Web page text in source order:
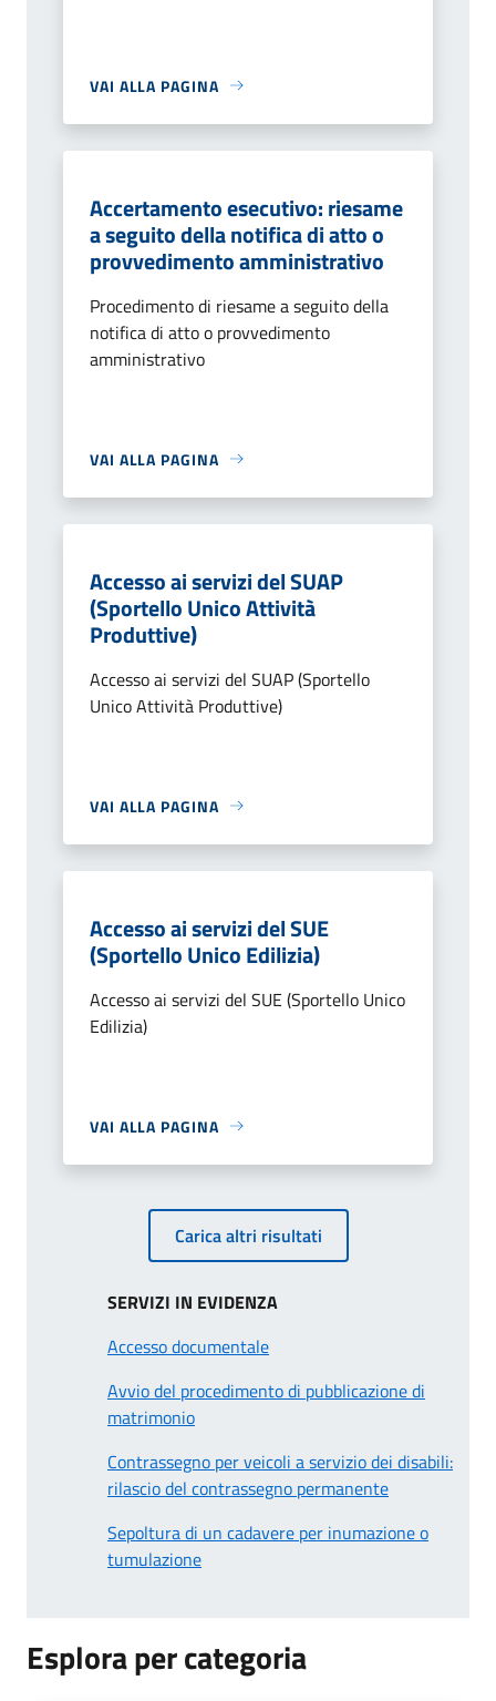
VAI ALLA PAGINA
Accertamento esecutivo: riesame
a seguito della notifica di atto o
provvedimento amministrativo
Procedimento di riesame a seguito della
notifica di atto o provvedimento
amministrativo
VAI ALLA PAGINA
Accesso ai servizi del SUAP
(Sportello Unico Attività
Produttive)
Accesso ai servizi del SUAP (Sportello
Unico Attività Produttive)
VAI ALLA PAGINA
Accesso ai servizi del SUE
(Sportello Unico Edilizia)
Accesso ai servizi del SUE (Sportello Unico
Edilizia)
VAI ALLA PAGINA
Carica altri risultati
SERVIZI IN EVIDENZA
Accesso documentale
Avvio del procedimento di pubblicazione di
matrimonio
Contrassegno per veicoli a servizio dei disabili:
rilascio del contrassegno permanente
Sepoltura di un cadavere per inumazione o
tumulazione
Esplora per categoria